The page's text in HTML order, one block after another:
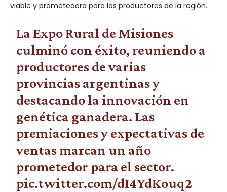
viable y prometedora para los productores de la región.
La Expo Rural de Misiones
culminó con éxito, reuniendo a
productores de varias
provincias argentinas y
destacando la innovación en
genética ganadera. Las
premiaciones y expectativas de
ventas marcan un año
prometedor para el sector.
pic.twitter.com/dI4YdKouq2